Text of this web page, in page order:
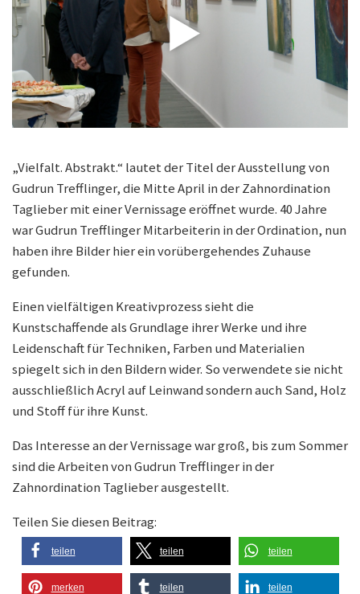
„Vielfalt. Abstrakt.“ lautet der Titel der Ausstellung von
Gudrun Trefflinger, die Mitte April in der Zahnordination
Taglieber mit einer Vernissage eröffnet wurde. 40 Jahre
war Gudrun Trefflinger Mitarbeiterin in der Ordination, nun
haben ihre Bilder hier ein vorübergehendes Zuhause
gefunden.
Einen vielfältigen Kreativprozess sieht die
Kunstschaffende als Grundlage ihrer Werke und ihre
Leidenschaft für Techniken, Farben und Materialien
spiegelt sich in den Bildern wider. So verwendete sie nicht
ausschließlich Acryl auf Leinwand sondern auch Sand, Holz
und Stoff für ihre Kunst.
Das Interesse an der Vernissage war groß, bis zum Sommer
sind die Arbeiten von Gudrun Trefflinger in der
Zahnordination Taglieber ausgestellt.
Teilen Sie diesen Beitrag:
teilen teilen teilen
merken teilen teilen